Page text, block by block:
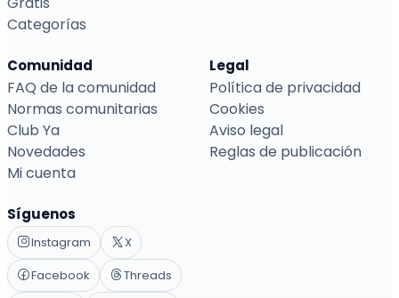
Categorías
Comunidad
FAQ de la comunidad
Normas comunitarias
Club Ya
Novedades
Mi cuenta
Legal
Política de privacidad
Cookies
Aviso legal
Reglas de publicación
Síguenos
Instagram
X
Facebook
Threads